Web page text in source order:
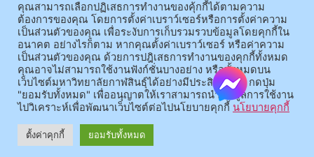
(อ.นามน)13 หมู่ 14 ต.สงเปลือย อ.นามน จ.กาฬสินธุ์ 46230โทรศัพท์ : 043-602-055 โทรสาร :
043-602-044
(อ.เมือง)62/1 ถ.เกษตรสมบูรณ์ ต.กาฬสินธุ์ อ.เมือง จ.กาฬสินธุ์ 46000โทรศัพท์ 043-811128 08-
64584360 โทรสาร 043-813070
© 2025 All rights Reserved.
คุณสามารถเลือกปฏิเสธการทำงานของคุ้กกี้ได้ตามความ
ต้องการของคุณ โดยการตั้งค่าเบราว์เซอร์หรือการตั้งค่าความ
เป็นส่วนตัวของคุณ เพื่อระงับการเก็บรวมรวบข้อมูลโดยคุกกี้ใน
อนาคต อย่างไรก็ตาม หากคุณตั้งค่าเบราว์เซอร์ หรือค่าความ
เป็นส่วนตัวของคุณ ด้วยการปฎิเสธการทำงานของคุกกี้ทั้งหมด
คุณอาจไม่สามารถใช้งานฟังก์ชั่นบางอย่าง หรือทั้งหมดบน
เว็บไซต์มหาวิทยาลัยกาฬสินธุ์ได้อย่างมีประสิทธิภาพ กดปุ่ม
"ยอมรับทั้งหมด" เพื่ออนุญาตให้เราสามารถนำข้อมูลการใช้งาน
ไปวิเคราะห์เพื่อพัฒนาเว็บไซต์ต่อไปนโยบายคุกกี้ นโยบายคุกกี้
ตั้งค่าคุกกี้ ยอมรับทั้งหมด